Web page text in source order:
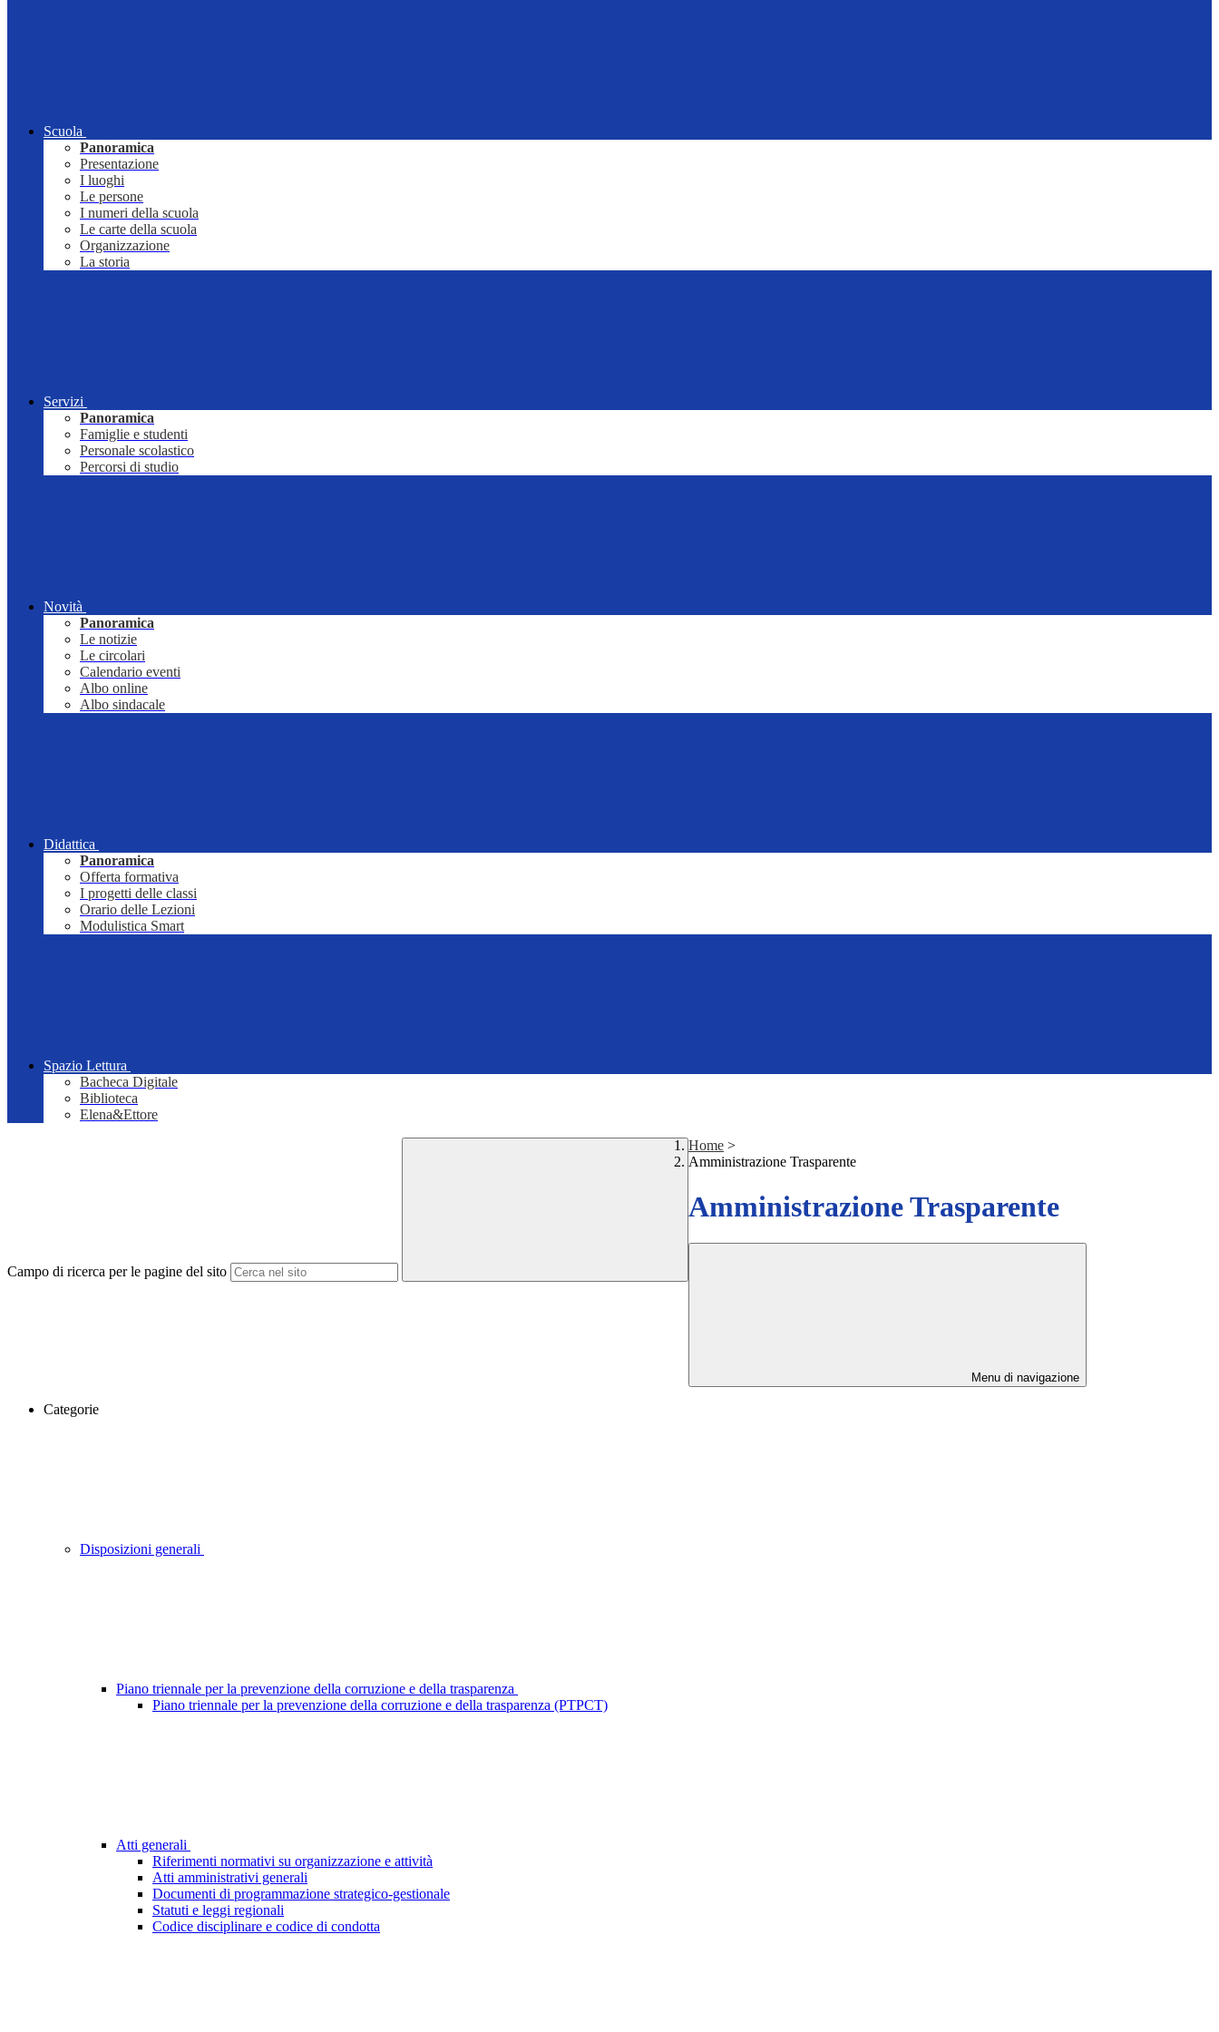
Scuola
Panoramica
Presentazione
I luoghi
Le persone
I numeri della scuola
Le carte della scuola
Organizzazione
La storia
Servizi
Panoramica
Famiglie e studenti
Personale scolastico
Percorsi di studio
Novità
Panoramica
Le notizie
Le circolari
Calendario eventi
Albo online
Albo sindacale
Didattica
Panoramica
Offerta formativa
I progetti delle classi
Orario delle Lezioni
Modulistica Smart
Spazio Lettura
Bacheca Digitale
Biblioteca
Elena&Ettore
Campo di ricerca per le pagine del sito
Home >
Amministrazione Trasparente
Amministrazione Trasparente
Menu di navigazione
Categorie
Disposizioni generali
Piano triennale per la prevenzione della corruzione e della trasparenza
Piano triennale per la prevenzione della corruzione e della trasparenza (PTPCT)
Atti generali
Riferimenti normativi su organizzazione e attività
Atti amministrativi generali
Documenti di programmazione strategico-gestionale
Statuti e leggi regionali
Codice disciplinare e codice di condotta